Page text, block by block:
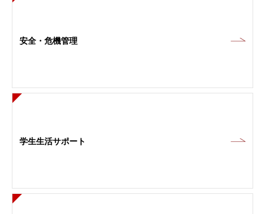
安全・危機管理
学生生活サポート